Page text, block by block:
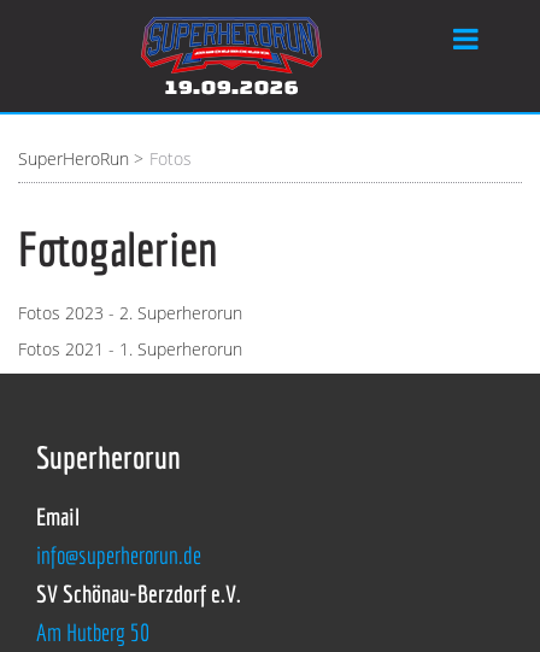
SuperHeroRun Fotos
Fotogalerien
Fotos 2023 - 2. Superherorun
Fotos 2021 - 1. Superherorun
Superherorun
Email
info@superherorun.de
SV Schönau-Berzdorf e.V.
Am Hutberg 50